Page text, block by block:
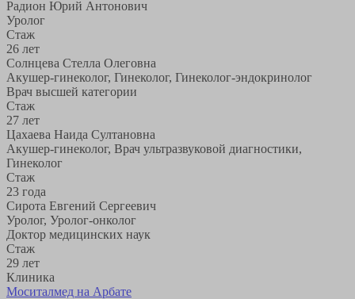
Радион Юрий Антонович
Уролог
Стаж
26 лет
Солнцева Стелла Олеговна
Акушер-гинеколог, Гинеколог, Гинеколог-эндокринолог
Врач высшей категории
Стаж
27 лет
Цахаева Наида Султановна
Акушер-гинеколог, Врач ультразвуковой диагностики,
Гинеколог
Стаж
23 года
Сирота Евгений Сергеевич
Уролог, Уролог-онколог
Доктор медицинских наук
Стаж
29 лет
Клиника
Моситалмед на Арбате